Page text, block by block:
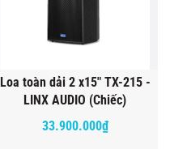
Loa toàn dải 2 x15" TX-215 -
LINX AUDIO (Chiếc)
33.900.000₫